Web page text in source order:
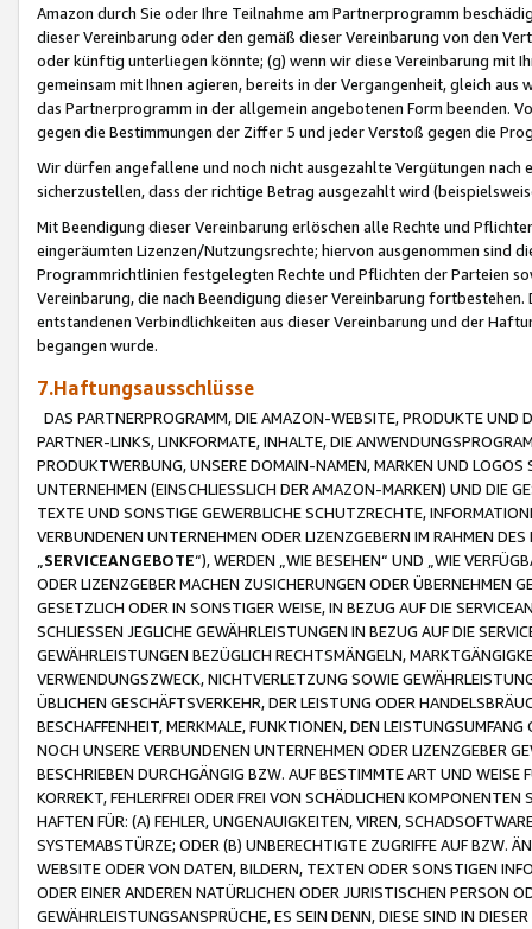
Amazon durch Sie oder Ihre Teilnahme am Partnerprogramm
dieser Vereinbarung oder den gemäß dieser Vereinbarung von den
oder künftig unterliegen könnte; (g) wenn wir diese Vereinbarung mit
gemeinsam mit Ihnen agieren, bereits in der Vergangenheit, gleich
das Partnerprogramm in der allgemein angebotenen Form beenden.
gegen die Bestimmungen der Ziffer 5 und jeder Verstoß gegen die
Wir dürfen angefallene und noch nicht ausgezahlte Vergütungen
sicherzustellen, dass der richtige Betrag ausgezahlt wird
Mit Beendigung dieser Vereinbarung erlöschen alle Rechte und
eingeräumten Lizenzen/Nutzungsrechte; hiervon ausgenommen sind
Programmrichtlinien festgelegten Rechte und Pflichten der Parteien
Vereinbarung, die nach Beendigung dieser Vereinbarung
entstandenen Verbindlichkeiten aus dieser Vereinbarung und der
begangen wurde.
7.Haftungsausschlüsse
DAS PARTNERPROGRAMM, DIE AMAZON-WEBSITE, PRODUKTE UND
PARTNER-LINKS, LINKFORMATE, INHALTE, DIE
PRODUKTWERBUNG, UNSERE DOMAIN-NAMEN, MARKEN UND
UNTERNEHMEN (EINSCHLIESSLICH DER AMAZON-MARKEN) UND DIE
TEXTE UND SONSTIGE GEWERBLICHE SCHUTZRECHTE,
VERBUNDENEN UNTERNEHMEN ODER LIZENZGEBERN IM RAHMEN
SERVICEANGEBOTE“), WERDEN „WIE BESEHEN“ UND „WIE
ODER LIZENZGEBER MACHEN ZUSICHERUNGEN ODER ÜBERNEHMEN
GESETZLICH ODER IN SONSTIGER WEISE, IN BEZUG AUF DIE
SCHLIESSEN JEGLICHE GEWÄHRLEISTUNGEN IN BEZUG AUF DIE
GEWÄHRLEISTUNGEN BEZÜGLICH RECHTSMÄNGELN,
VERWENDUNGSZWECK, NICHTVERLETZUNG SOWIE
ÜBLICHEN GESCHÄFTSVERKEHR, DER LEISTUNG ODER
BESCHAFFENHEIT, MERKMALE, FUNKTIONEN, DEN
NOCH UNSERE VERBUNDENEN UNTERNEHMEN ODER LIZENZGEBER
BESCHRIEBEN DURCHGÄNGIG BZW. AUF BESTIMMTE ART UND
KORREKT, FEHLERFREI ODER FREI VON SCHÄDLICHEN
HAFTEN FÜR: (A) FEHLER, UNGENAUIGKEITEN, VIREN,
SYSTEMABSTÜRZE; ODER (B) UNBERECHTIGTE ZUGRIFFE AUF BZW.
WEBSITE ODER VON DATEN, BILDERN, TEXTEN ODER SONSTIGEN
ODER EINER ANDEREN NATÜRLICHEN ODER JURISTISCHEN PERSON
GEWÄHRLEISTUNGSANSPRÜCHE, ES SEIN DENN, DIESE SIND IN